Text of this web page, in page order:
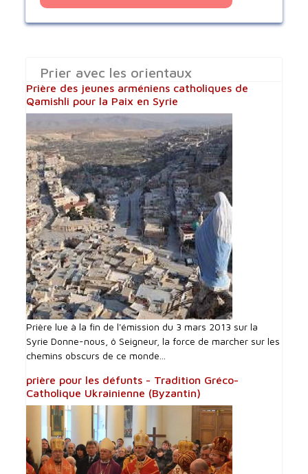
Prier avec les orientaux
Prière des jeunes arméniens catholiques de
Qamishli pour la Paix en Syrie
Prière lue à la fin de l'émission du 3 mars 2013 sur la
Syrie Donne-nous, ô Seigneur, la force de marcher sur les
chemins obscurs de ce monde...
prière pour les défunts - Tradition Gréco-
Catholique Ukrainienne (Byzantin)